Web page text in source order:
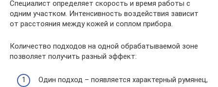
Специалист определяет скорость и время работы с
одним участком. Интенсивность воздействия зависит
от расстояния между кожей и соплом прибора.
Количество подходов на одной обрабатываемой зоне
позволяет получить разный эффект:
Один подход – появляется характерный румянец,